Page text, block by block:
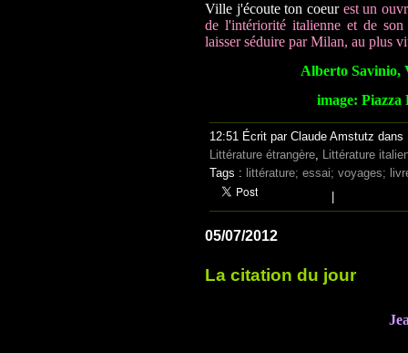
Ville j'écoute ton coeurest un
de l'intériorité italienne et de
laisser séduire par Milan, au plus
Alberto Savinio,
image:
12:51 Écrit par Claude Amstutz dans
Littérature étrangère, Littérature
Tags : littérature; essai; voyages;
05/07/2012
La citation du jour